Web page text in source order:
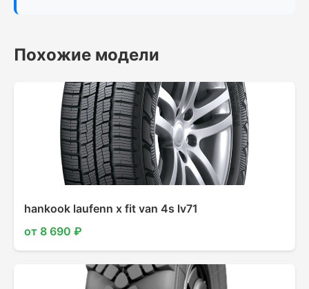
Похожие модели
hankook laufenn x fit van 4s lv71
от 8 690 ₽